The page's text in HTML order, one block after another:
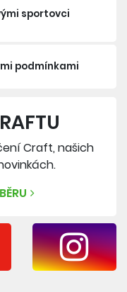
sportovci
podmínkami
Craft, našich